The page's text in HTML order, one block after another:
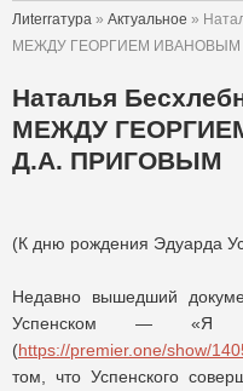
Лиterraтура » Актуальное »
МЕЖДУ ГЕОРГИЕМ ИВАНОВЫМ
Наталья
МЕЖДУ
Д.А. ПРИГОВЫМ
(К дню рождения Эдуарда
Недавно вышедший
Успенском — «Я
(https://premier.one/show/
том, что Успенского